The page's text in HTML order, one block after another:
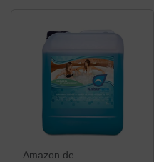
Amazon.de